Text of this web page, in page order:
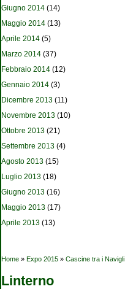
Giugno 2014 (14)
Maggio 2014 (13)
Aprile 2014 (5)
Marzo 2014 (37)
Febbraio 2014 (12)
Gennaio 2014 (3)
Dicembre 2013 (11)
Novembre 2013 (10)
Ottobre 2013 (21)
Settembre 2013 (4)
Agosto 2013 (15)
Luglio 2013 (18)
Giugno 2013 (16)
Maggio 2013 (17)
Aprile 2013 (13)
Tu sei qui
Home » Expo 2015 » Cascine tra i Navigli
Linterno